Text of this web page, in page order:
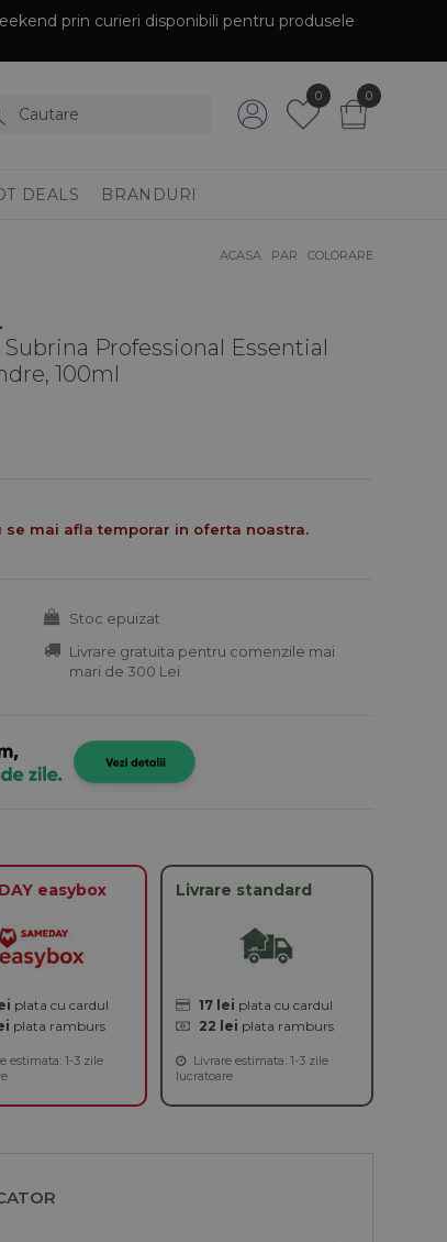
prin curieri disponibili pentru produsele
0 0
DEALS BRANDURI
ACASA · PAR · COLORARE
Professional Essential
100ml
se mai afla temporar in oferta noastra.
Stoc epuizat
Livrare gratuita pentru comenzile mai
mari de 300 Lei
easybox
plata cu cardul
plata ramburs
estimata: 1-3 zile
Livrare standard
17 lei plata cu cardul
22 lei plata ramburs
Livrare estimata: 1-3 zile
lucratoare